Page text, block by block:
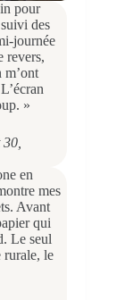
pour
des
journée
revers,
m’ont
»
en
mes
Avant
qui
Le seul
rurale, le